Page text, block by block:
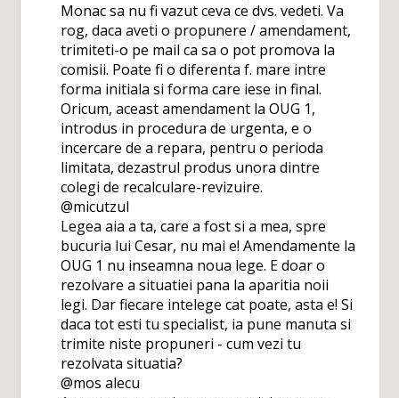
Monac sa nu fi vazut ceva ce dvs. vedeti. Va
rog, daca aveti o propunere / amendament,
trimiteti-o pe mail ca sa o pot promova la
comisii. Poate fi o diferenta f. mare intre
forma initiala si forma care iese in final.
Oricum, aceast amendament la OUG 1,
introdus in procedura de urgenta, e o
incercare de a repara, pentru o perioda
limitata, dezastrul produs unora dintre
colegi de recalculare-revizuire.
@micutzul
Legea aia a ta, care a fost si a mea, spre
bucuria lui Cesar, nu mai e! Amendamente la
OUG 1 nu inseamna noua lege. E doar o
rezolvare a situatiei pana la aparitia noii
legi. Dar fiecare intelege cat poate, asta e! Si
daca tot esti tu specialist, ia pune manuta si
trimite niste propuneri - cum vezi tu
rezolvata situatia?
@mos alecu